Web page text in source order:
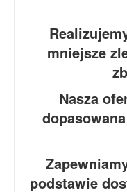
mniejsze
Nasza
podstawie